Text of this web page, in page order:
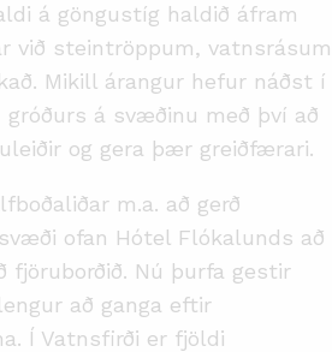
á göngustíg haldið áfram
við steintröppum, vatnsrásum
Mikill árangur hefur náðst í
gróðurs á svæðinu með því að
og gera þær greiðfærari.
m.a. að gerð
ofan Hótel Flókalunds að
fjöruborðið. Nú þurfa gestir
að ganga eftir
Í Vatnsfirði er fjöldi